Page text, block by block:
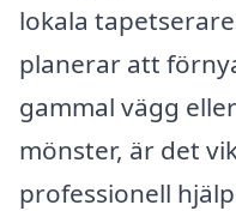
lokala
planerar att
gammal vägg
mönster, är det
professionell